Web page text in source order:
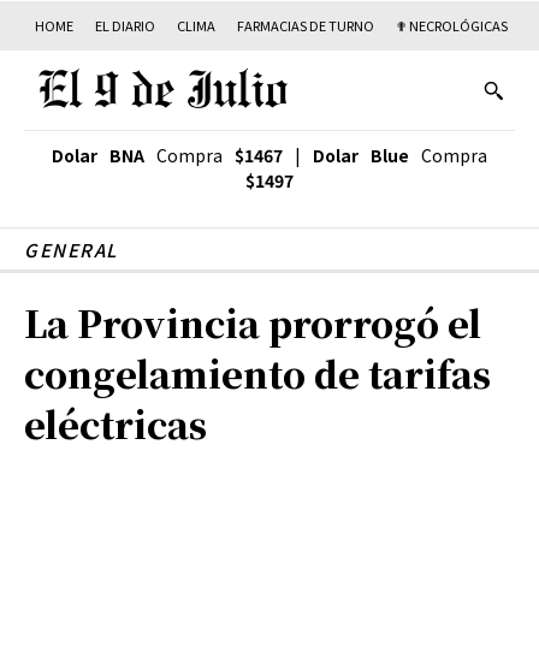
HOME EL DIARIO CLIMA FARMACIAS DE TURNO ✟ NECROLÓGICAS
Dolar BNA Compra $1467 | Dolar Blue Compra
$1497
GENERAL
La Provincia prorrogó el
congelamiento de tarifas
eléctricas